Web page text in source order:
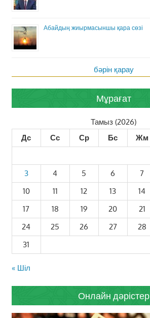
Абайдың жиырмасыншы қара сөзі
бәрін қарау
Мұрағат
Тамыз (2026)
Дс
Сс Ср Бс Жм
3
4 5 6 7
10
11 12 13 14
17
18 19 20 21
24
25 26 27 28
31
« Шіл
Онлайн дәрістер